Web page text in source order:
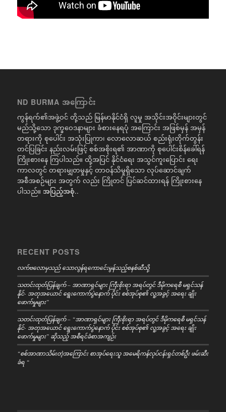
ND BURMA အကြောင်း
ကွန်ရက်၏အဖွဲ့ဝင် တို့သည် မြန်မာနိုင်ငံရှိ လူမှု အသိုင်းအဝိုင်းများတွင်
မည်သို့သော ဒုက္ခဝေဒနာများ ခံစားနေရပုံ အကြောင်း အဖြစ်မှန် အမှန်
တရားကို စုပေါင်း အသုံးပြုကာ၊ လောလောဆယ် စည်းရုံးတိုက်တွန်း
တင်ပြခြင်း နည်းလမ်းဖြင့် စစ်အစိုးရ၏ အာဏာကို စုပေါင်းစိန်ခေါ်ရန်
ကြိုးစားနေ ကြပါသည်။ ထို့အပြင် နိုင်ငံရေး အသွင်ကူးပြောင်း ရေး
ကာလတွင် တရားမျှတမှုနှင့် တာဝန်သိမှုရှိသော လုပ်ဆောင်ချက်
အစီအစဉ်များ အတွက် လည်း ကြိုတင် ပြင်ဆင်ထားရန် ကြိုးစားနေ
ပါသည်။ အပြည့်အစုံ..
RECENT POSTS
လက်ဗလောမှသည် သောလွန်ရကောင်ေးမွန်သည့်စနစ်ဆီသို့
သတင်းထုတ်ပြန်ချက် – အာဏာရှင်များ ကြီးစိုးရာ အရပ်တွင် ဒီမိုကရေစီ မရှင်သန်
နိုင်- အတုအယောင် ရွေးကောက်ပွဲနောက် ပိုင်း စစ်အုပ်စု၏ လူ့အခွင့် အရေး ချိုး
ဖောက်မှုများ”
သတင်းထုတ်ပြန်ချက် – “အာဏာရှင်များ ကြီးစိုးရာ အရပ်တွင် ဒီမိုကရေစီ မရှင်သန်
နိုင်- အတုအယောင် ရွေးကောက်ပွဲနောက် ပိုင်း စစ်အုပ်စု၏ လူ့အခွင့် အရေး ချိုး
ဖောက်မှုများ” ဆိုသည့် အစီရင်ခံစာအကျဉ်း
“စစ်အာဏာသိမ်းတဲ့အကြောင်း စာအုပ်ရေးသူ အမေရိကန်လုပ်ငန်းရှင်တစ်ဦး ဖမ်းဆီး
ခံရ “